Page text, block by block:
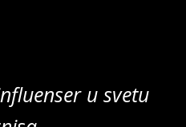
u svetu